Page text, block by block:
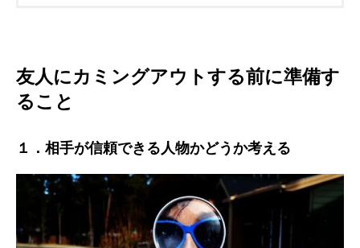
友人にカミングアウトする前に準備す
ること
１．相手が信頼できる人物かどうか考える